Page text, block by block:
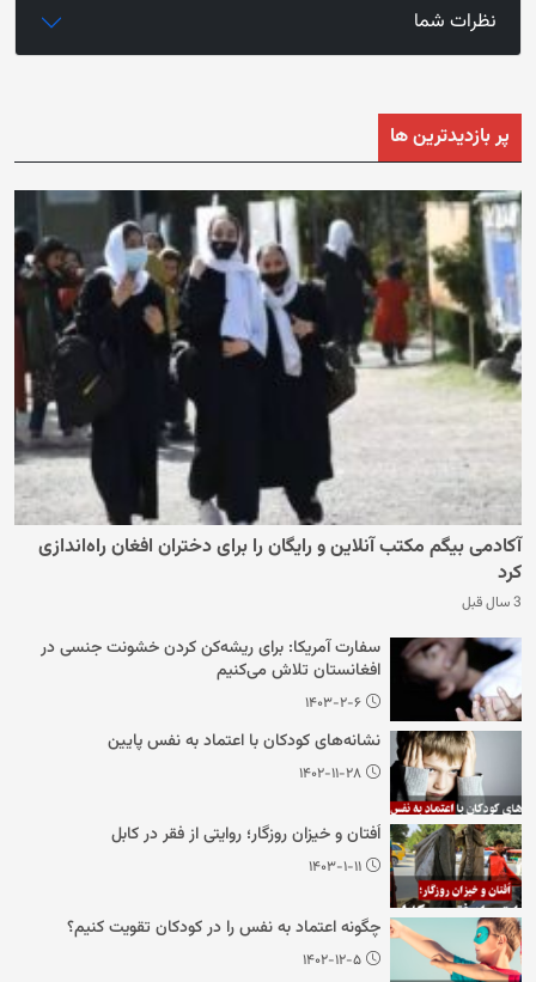
نظرات شما
پر بازدیدترین ها
آکادمی بیگم مکتب آنلاین و رایگان را برای دختران افغان راه‌اندازی
کرد
3 سال قبل
سفارت آمریکا: برای ریشه‌کن کردن خشونت جنسی در
افغانستان تلاش می‌کنیم
۱۴۰۳-۲-۶
نشانه‌های کودکان با اعتماد به نفس پایین
۱۴۰۲-۱۱-۲۸
اُفتان و خیزان روزگار؛ روایتی از فقر در کابل
۱۴۰۳-۱-۱۱
چگونه اعتماد به نفس را در کودکان تقویت کنیم؟
۱۴۰۲-۱۲-۵